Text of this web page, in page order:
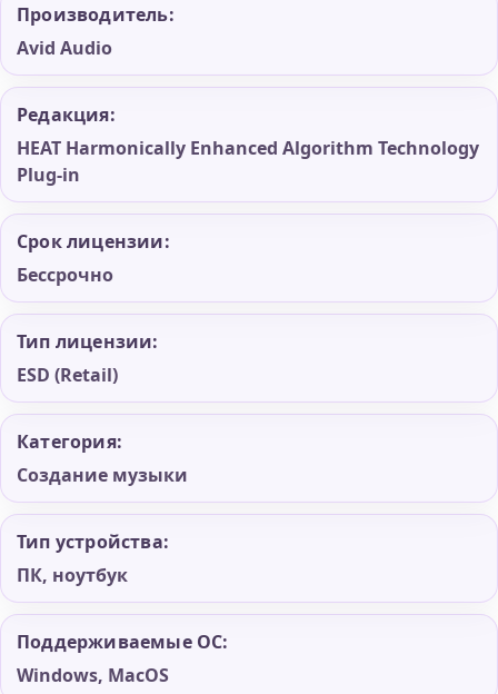
Производитель:
Avid Audio
Редакция:
HEAT Harmonically Enhanced Algorithm Technology
Plug-in
Срок лицензии:
Бессрочно
Тип лицензии:
ESD (Retail)
Категория:
Создание музыки
Тип устройства:
ПК, ноутбук
Поддерживаемые ОС:
Windows, MacOS